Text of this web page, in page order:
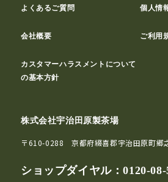
よくあるご質問 個人情
会社概要 ご利用
カスタマーハラスメントについて
の基本方針
株式会社宇治田原製茶場
〒610-0288 京都府綴喜郡宇治田原町郷
ショップダイヤル：0120-